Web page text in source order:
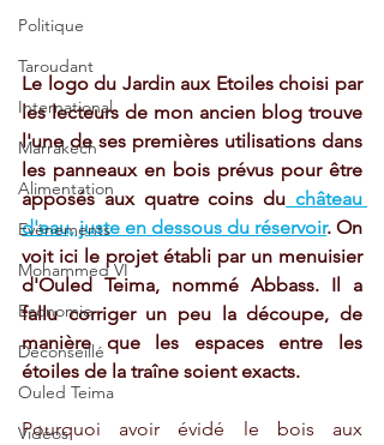
Politique
Taroudant
International
Marrakech
Alimentation
Evénements
Mohammed VI
Economie
Déconseillé
Ouled Teima
Vidéos
Le logo du Jardin aux Etoiles choisi par
les lecteurs de mon ancien blog trouve
l'une de ses premières utilisations dans
les panneaux en bois prévus pour être
apposés aux quatre coins du château
d'eau, juste en dessous du réservoir. On
voit ici le projet établi par un menuisier
d'Ouled Teima, nommé Abbass. Il a
fallu corriger un peu la découpe, de
manière que les espaces entre les
étoiles de la traîne soient exacts.
Pourquoi avoir évidé le bois aux